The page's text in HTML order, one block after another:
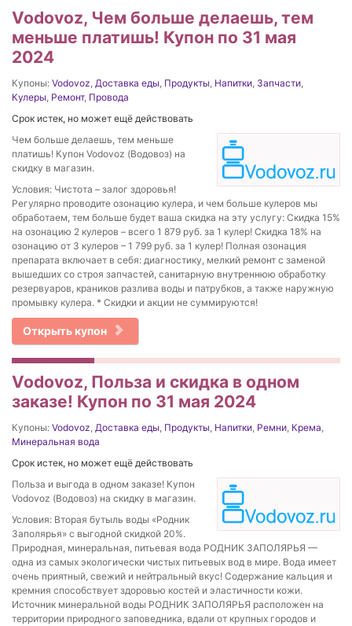
Vodovoz, Чем больше делаешь, тем
меньше платишь! Купон по 31 мая
2024
Купоны: Vodovoz, Доставка еды, Продукты, Напитки, Запчасти,
Кулеры, Ремонт, Провода
Срок истек, но может ещё действовать
Чем больше делаешь, тем меньше
платишь! Купон Vodovoz (Водовоз) на
скидку в магазин.
Условия: Чистота – залог здоровья!
Регулярно проводите озонацию кулера, и чем больше кулеров мы
обработаем, тем больше будет ваша скидка на эту услугу: Скидка 15%
на озонацию 2 кулеров – всего 1 879 руб. за 1 кулер! Скидка 18% на
озонацию от 3 кулеров – 1 799 руб. за 1 кулер! Полная озонация
препарата включает в себя: диагностику, мелкий ремонт с заменой
вышедших со строя запчастей, санитарную внутреннюю обработку
резервуаров, краников разлива воды и патрубков, а также наружную
промывку кулера. * Скидки и акции не суммируются!
Открыть купон
Vodovoz, Польза и скидка в одном
заказе! Купон по 31 мая 2024
Купоны: Vodovoz, Доставка еды, Продукты, Напитки, Ремни, Крема,
Минеральная вода
Срок истек, но может ещё действовать
Польза и выгода в одном заказе! Купон
Vodovoz (Водовоз) на скидку в магазин.
Условия: Вторая бутыль воды «Родник
Заполярья» с выгодной скидкой 20%.
Природная, минеральная, питьевая вода РОДНИК ЗАПОЛЯРЬЯ —
одна из самых экологически чистых питьевых вод в мире. Вода имеет
очень приятный, свежий и нейтральный вкус! Содержание кальция и
кремния способствует здоровью костей и эластичности кожи.
Источник минеральной воды РОДНИК ЗАПОЛЯРЬЯ расположен на
территории природного заповедника, вдали от крупных городов и